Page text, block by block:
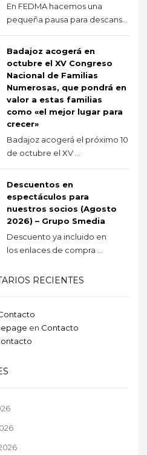
En FEDMA hacemos una
pequeña pausa para descans...
Badajoz acogerá en
octubre el XV Congreso
Nacional de Familias
Numerosas, que pondrá en
valor a estas familias
como «el mejor lugar para
crecer»
Badajoz acogerá el próximo 10
de octubre el XV ...
Descuentos en
espectáculos para
nuestros socios (Agosto
2026) – Grupo Smedia
Descuento ya incluido en
los enlaces de compra ...
RECIENTES
en Contacto